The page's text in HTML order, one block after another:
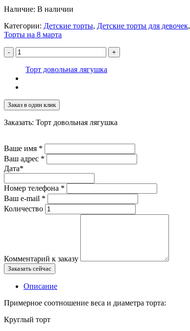
Наличие: В наличии
Категории: Детские торты, Детские торты для девочек,
Торты на 8 марта
- +
Торт довольная лягушка
Заказ в один клик
Заказать: Торт довольная лягушка
Ваше имя *
Ваш адрес *
Дата*
Номер телефона *
Ваш e-mail *
Количество
Комментарий к заказу
Заказать сейчас
Описание
Примерное соотношение веса и диаметра торта:
Круглый торт